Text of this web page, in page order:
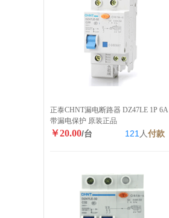
正泰CHNT漏电断路器 DZ47LE 1P 6A
带漏电保护 原装正品
￥20.00/台 121 人付款